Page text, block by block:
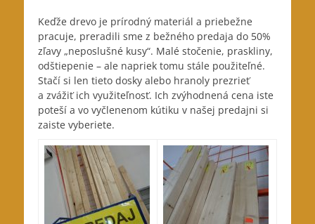
Keďže drevo je prírodný materiál a priebežne
pracuje, preradili sme z bežného predaja do 50%
zľavy „neposlušné kusy“. Malé stočenie, praskliny,
odštiepenie – ale napriek tomu stále použiteľné.
Stačí si len tieto dosky alebo hranoly prezrieť
a zvážiť ich využiteľnosť. Ich zvýhodnená cena iste
poteší a vo vyčlenenom kútiku v našej predajni si
zaiste vyberiete.